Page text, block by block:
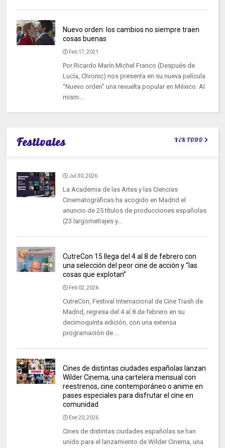
Nuevo orden: los cambios no siempre traen
cosas buenas
Feb 17, 2021
Por Ricardo Marín.Michel Franco (Después de
Lucía, Chronic) nos presenta en su nueva película
“Nuevo orden” una revuelta popular en México. Al
mism...
Festivales VER TODO
Jul 30, 2026
La Academia de las Artes y las Ciencias
Cinematográficas ha acogido en Madrid el
anuncio de 25 títulos de producciones españolas
(23 largometrajes y...
CutreCon 15 llega del 4 al 8 de febrero con
una selección del peor cine de acción y “las
cosas que explotan”
Feb 02, 2026
CutreCon, Festival Internacional de Cine Trash de
Madrid, regresa del 4 al 8 de febrero en su
decimoquinta edición, con una extensa
programación de ...
Cines de distintas ciudades españolas lanzan
Wilder Cinema, una cartelera mensual con
reestrenos, cine contemporáneo o anime en
pases especiales para disfrutar el cine en
comunidad
Ene 20, 2026
Cines de distintas ciudades españolas se han
unido para el lanzamiento de Wilder Cinema, una